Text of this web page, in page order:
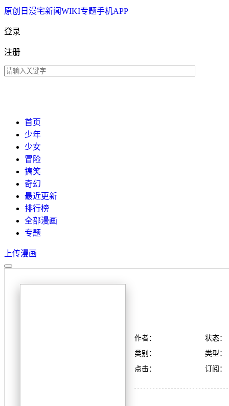
原创 日漫宅新闻WIKI专题手机APP
登录
注册
首页
少年
少女
冒险
搞笑
奇幻
最近更新
排行榜
全部漫画
专题
上传漫画
作者：
状态：
类别：
类型：
点击：
订阅：